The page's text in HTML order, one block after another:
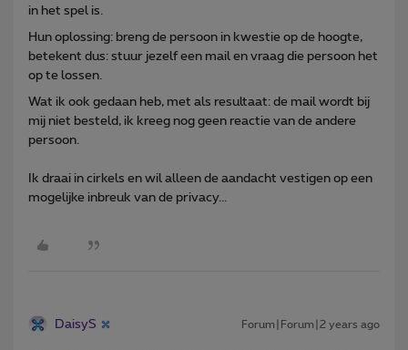
in het spel is.
Hun oplossing: breng de persoon in kwestie op de hoogte,
betekent dus: stuur jezelf een mail en vraag die persoon het
op te lossen.
Wat ik ook gedaan heb, met als resultaat: de mail wordt bij
mij niet besteld, ik kreeg nog geen reactie van de andere
persoon.
Ik draai in cirkels en wil alleen de aandacht vestigen op een
mogelijke inbreuk van de privacy...
DaisyS Forum|Forum|2 years ago